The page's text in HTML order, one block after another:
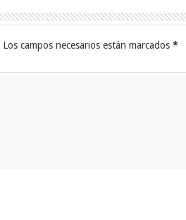
Los campos necesarios están marcados *